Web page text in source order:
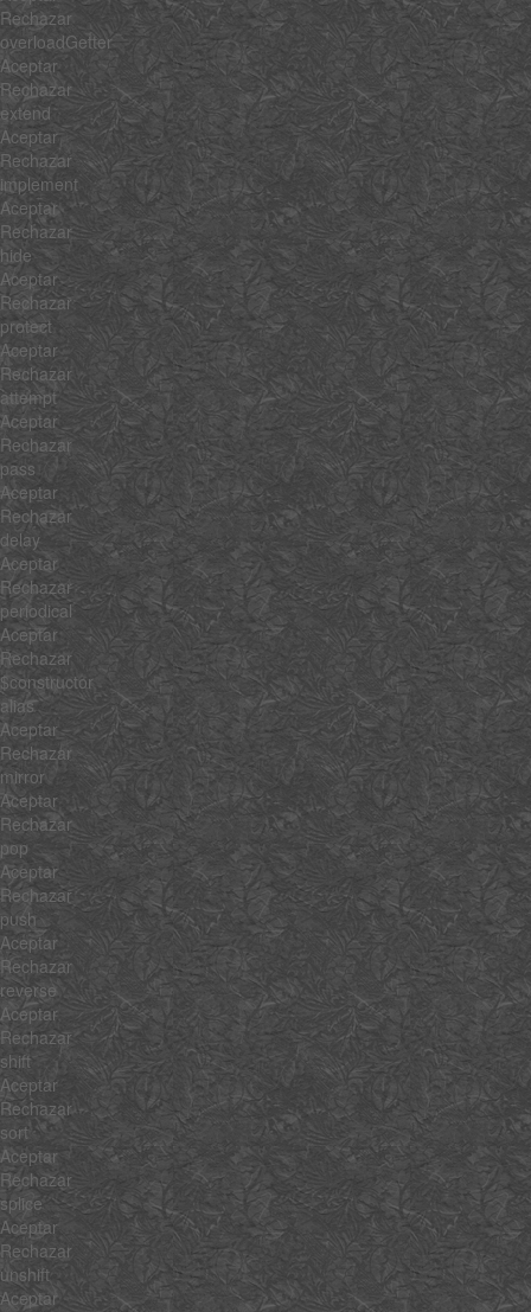
Rechazar
overloadGetter
Aceptar
Rechazar
extend
Aceptar
Rechazar
implement
Aceptar
Rechazar
hide
Aceptar
Rechazar
protect
Aceptar
Rechazar
attempt
Aceptar
Rechazar
pass
Aceptar
Rechazar
delay
Aceptar
Rechazar
periodical
Aceptar
Rechazar
$constructor
alias
Aceptar
Rechazar
mirror
Aceptar
Rechazar
pop
Aceptar
Rechazar
push
Aceptar
Rechazar
reverse
Aceptar
Rechazar
shift
Aceptar
Rechazar
sort
Aceptar
Rechazar
splice
Aceptar
Rechazar
unshift
Aceptar